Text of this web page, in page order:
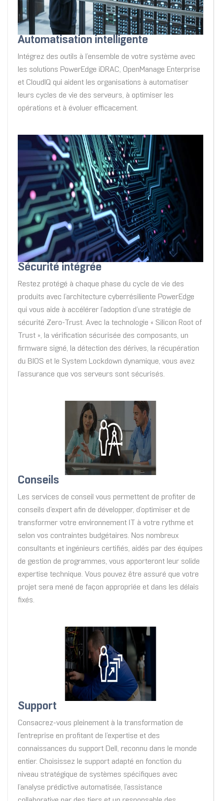
Automatisation intelligente
Intégrez des outils à l’ensemble de votre système avec
les solutions PowerEdge iDRAC, OpenManage Enterprise
et CloudIQ qui aident les organisations à automatiser
leurs cycles de vie des serveurs, à optimiser les
opérations et à évoluer efficacement.
Sécurité intégrée
Restez protégé à chaque phase du cycle de vie des
produits avec l’architecture cyberrésiliente PowerEdge
qui vous aide à accélérer l’adoption d’une stratégie de
sécurité Zero-Trust. Avec la technologie « Silicon Root of
Trust », la vérification sécurisée des composants, un
firmware signé, la détection des dérives, la récupération
du BIOS et le System Lockdown dynamique, vous avez
l’assurance que vos serveurs sont sécurisés.
Conseils
Les services de conseil vous permettent de profiter de
conseils d’expert afin de développer, d’optimiser et de
transformer votre environnement IT à votre rythme et
selon vos contraintes budgétaires. Nos nombreux
consultants et ingénieurs certifiés, aidés par des équipes
de gestion de programmes, vous apporteront leur solide
expertise technique. Vous pouvez être assuré que votre
projet sera mené de façon appropriée et dans les délais
fixés.
Support
Consacrez-vous pleinement à la transformation de
l’entreprise en profitant de l’expertise et des
connaissances du support Dell, reconnu dans le monde
entier. Choisissez le support adapté en fonction du
niveau stratégique de systèmes spécifiques avec
l’analyse prédictive automatisée, l’assistance